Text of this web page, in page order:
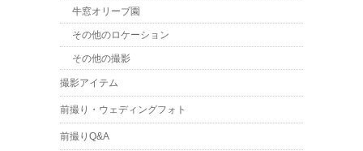
牛窓オリーブ園
その他のロケーション
その他の撮影
撮影アイテム
前撮り・ウェディングフォト
前撮りQ&A